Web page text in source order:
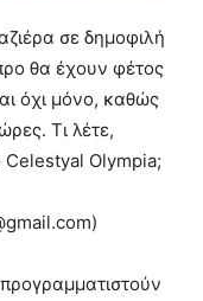
σε δημοφιλή
θα έχουν φέτος
όχι μόνο, καθώς
Τι λέτε,
Celestyal Olympia;